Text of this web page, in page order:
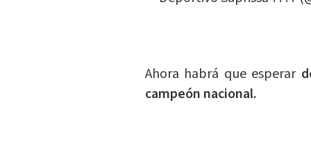
Ahora habrá que esperar
campeón nacional.